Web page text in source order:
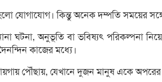
যোগাযোগ। কিন্তু অনেক দম্পতি সময়ের
ঘটনা, অনুভূতি বা ভবিষ্যৎ পরিকল্পনা
কাজের মধ্যে।
পৌঁছায়, যেখানে দুজন মানুষ একে